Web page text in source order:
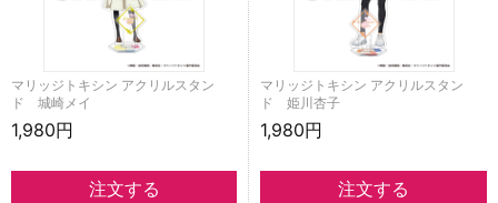
マリッジトキシン アクリルスタン
ド 城崎メイ
1,980円
マリッジトキシン アクリルスタン
ド 姫川杏子
1,980円